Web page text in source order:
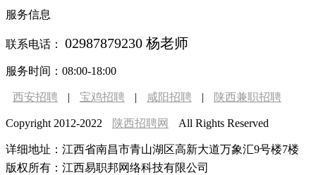
服务信息
联系电话： 02987879230 杨老师
服务时间：08:00-18:00
西安招聘 | 宝鸡招聘 | 咸阳招聘 | 陕西兼职招聘
Copyright 2012-2022 陕西招聘网 All Rights Reserved
详细地址：江西省南昌市青山湖区高新大道万象汇9号楼7楼
版权所有： 江西易职邦网络科技有限公司